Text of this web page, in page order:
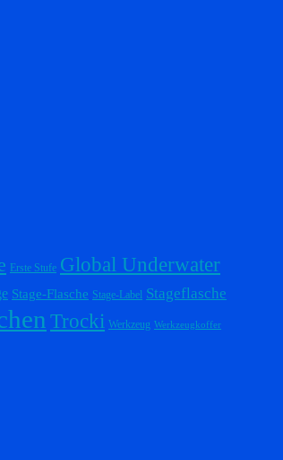
Erste Stufe Global Underwater
Stage-Flasche Stage-Label Stageflasche
Trocki Werkzeug Werkzeugkoffer